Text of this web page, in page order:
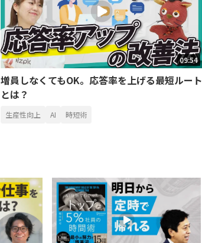
09:54
増員しなくてもOK。応答率を上げる最短ルート
とは？
生産性向上 AI 時短術